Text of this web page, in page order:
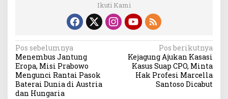
Ikuti Kami
Navigasi
pos
Pos sebelumnya
Menembus Jantung
Eropa, Misi Prabowo
Mengunci Rantai Pasok
Baterai Dunia di Austria
dan Hungaria
Pos berikutnya
Kejagung Ajukan Kasasi
Kasus Suap CPO, Minta
Hak Profesi Marcella
Santoso Dicabut